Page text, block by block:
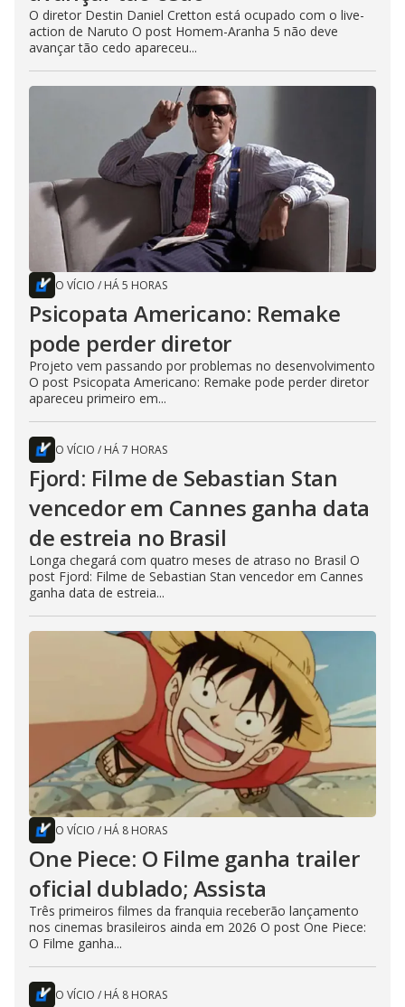
O diretor Destin Daniel Cretton está ocupado com o live-
action de Naruto O post Homem-Aranha 5 não deve
avançar tão cedo apareceu...
O VÍCIO / HÁ 5 HORAS
Psicopata Americano: Remake
pode perder diretor
Projeto vem passando por problemas no desenvolvimento
O post Psicopata Americano: Remake pode perder diretor
apareceu primeiro em...
O VÍCIO / HÁ 7 HORAS
Fjord: Filme de Sebastian Stan
vencedor em Cannes ganha data
de estreia no Brasil
Longa chegará com quatro meses de atraso no Brasil O
post Fjord: Filme de Sebastian Stan vencedor em Cannes
ganha data de estreia...
O VÍCIO / HÁ 8 HORAS
One Piece: O Filme ganha trailer
oficial dublado; Assista
Três primeiros filmes da franquia receberão lançamento
nos cinemas brasileiros ainda em 2026 O post One Piece:
O Filme ganha...
O VÍCIO / HÁ 8 HORAS